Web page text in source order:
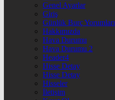
Genel Ayarlar
Giriş
Günlük Burç Yorumları
Hakkımızda
Hava Durumu
Hava Durumu 2
Header4
Hisse Detay
Hisse Detay
Hisseler
İletişim